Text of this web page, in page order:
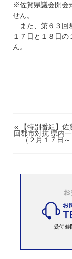
※佐賀県議会開会
せん。
また、第６３回
１７日と１８日
ん。
« 【特別番組】佐
回郡市対抗 県内
（２月１７日～